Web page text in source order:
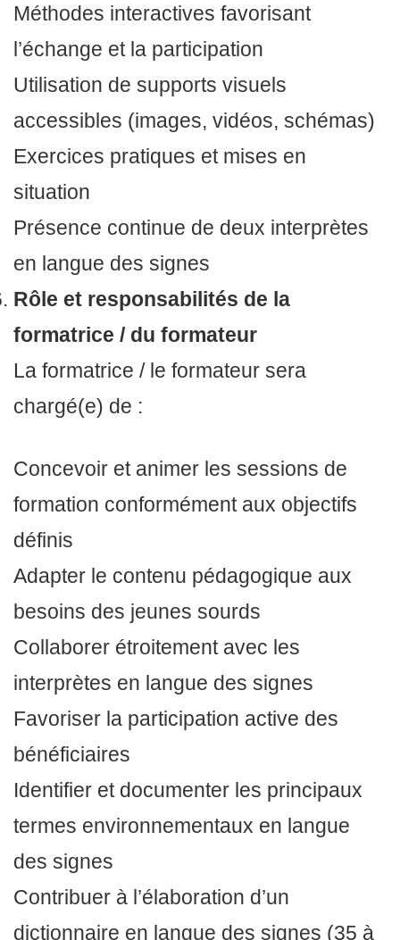
Méthodes interactives favorisant
l’échange et la participation
Utilisation de supports visuels
accessibles (images, vidéos, schémas)
Exercices pratiques et mises en
situation
Présence continue de deux interprètes
en langue des signes
Rôle et responsabilités de la
formatrice / du formateur
La formatrice / le formateur sera
chargé(e) de :
Concevoir et animer les sessions de
formation conformément aux objectifs
définis
Adapter le contenu pédagogique aux
besoins des jeunes sourds
Collaborer étroitement avec les
interprètes en langue des signes
Favoriser la participation active des
bénéficiaires
Identifier et documenter les principaux
termes environnementaux en langue
des signes
Contribuer à l’élaboration d’un
dictionnaire en langue des signes (35 à